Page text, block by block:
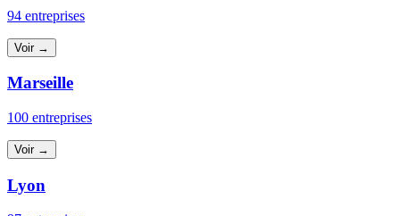
94 entreprises
Voir →
Marseille
100 entreprises
Voir →
Lyon